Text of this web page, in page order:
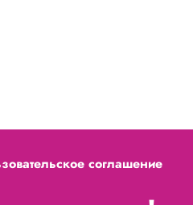
соглашение